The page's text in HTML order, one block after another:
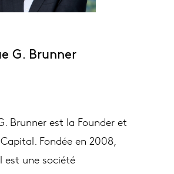
G. Brunner
Brunner est la Founder et
Capital. Fondée en 2008,
est une société